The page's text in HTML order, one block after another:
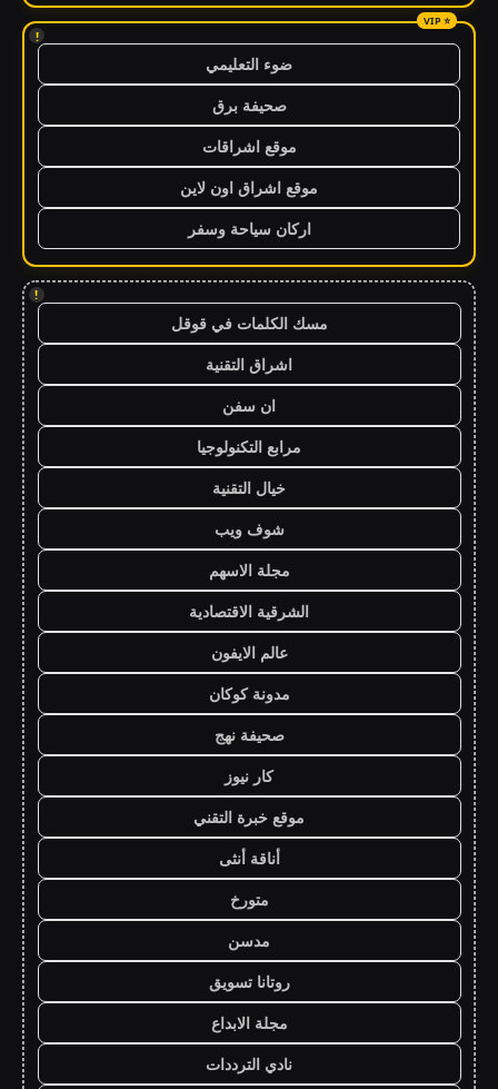
!
ضوء التعليمي
صحيفة برق
موقع اشراقات
موقع اشراق اون لاين
اركان سياحة وسفر
!
مسك الكلمات في قوقل
اشراق التقنية
ان سفن
مرابع التكنولوجيا
خيال التقنية
شوف ويب
مجلة الاسهم
الشرقية الاقتصادية
عالم الايفون
مدونة كوكان
صحيفة نهج
كار نيوز
موقع خبرة التقني
أناقة أنثى
متورخ
مدسن
روتانا تسويق
مجلة الابداع
نادي الترددات